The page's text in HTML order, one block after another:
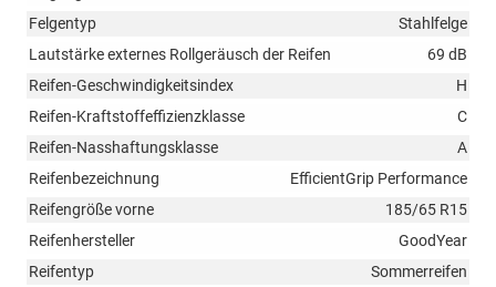
Felgentyp
Stahlfelge
Lautstärke externes Rollgeräusch der Reifen
69 dB
Reifen-Geschwindigkeitsindex
H
Reifen-Kraftstoffeffizienzklasse
C
Reifen-Nasshaftungsklasse
A
Reifenbezeichnung
EfficientGrip Performance
Reifengröße vorne
185/65 R15
Reifenhersteller
GoodYear
Reifentyp
Sommerreifen